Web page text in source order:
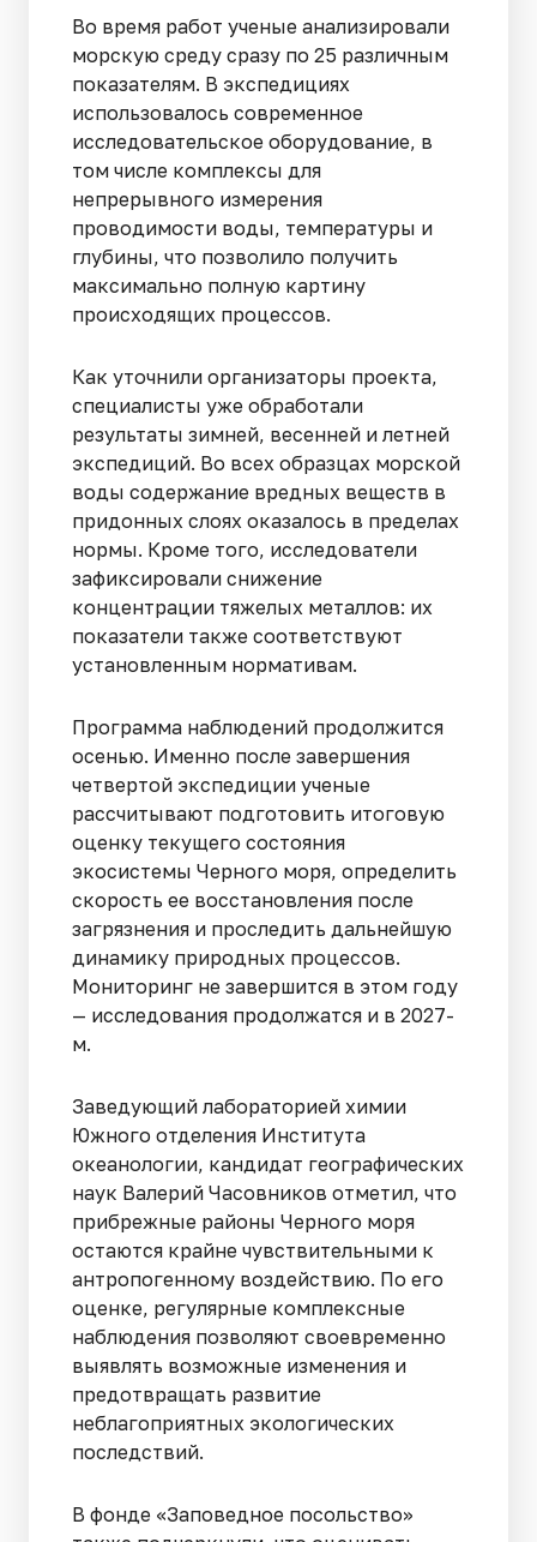
Во время работ ученые анализировали
морскую среду сразу по 25 различным
показателям. В экспедициях
использовалось современное
исследовательское оборудование, в
том числе комплексы для
непрерывного измерения
проводимости воды, температуры и
глубины, что позволило получить
максимально полную картину
происходящих процессов.
Как уточнили организаторы проекта,
специалисты уже обработали
результаты зимней, весенней и летней
экспедиций. Во всех образцах морской
воды содержание вредных веществ в
придонных слоях оказалось в пределах
нормы. Кроме того, исследователи
зафиксировали снижение
концентрации тяжелых металлов: их
показатели также соответствуют
установленным нормативам.
Программа наблюдений продолжится
осенью. Именно после завершения
четвертой экспедиции ученые
рассчитывают подготовить итоговую
оценку текущего состояния
экосистемы Черного моря, определить
скорость ее восстановления после
загрязнения и проследить дальнейшую
динамику природных процессов.
Мониторинг не завершится в этом году
— исследования продолжатся и в 2027-
м.
Заведующий лабораторией химии
Южного отделения Института
океанологии, кандидат географических
наук Валерий Часовников отметил, что
прибрежные районы Черного моря
остаются крайне чувствительными к
антропогенному воздействию. По его
оценке, регулярные комплексные
наблюдения позволяют своевременно
выявлять возможные изменения и
предотвращать развитие
неблагоприятных экологических
последствий.
В фонде «Заповедное посольство»